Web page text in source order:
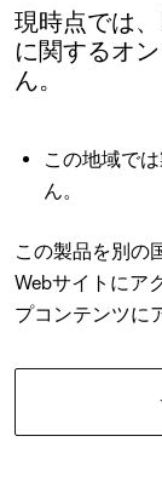
現時点では
に関するオ
ん。
この地域で
ん。
この製品を別の
Webサイトにア
プコンテンツに